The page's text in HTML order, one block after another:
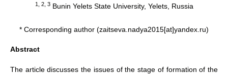
1, 2, 3Bunin Yelets State University, Yelets, Russia
* Corresponding author (zaitseva.nadya2015[at]yandex.ru)
Abstract
The article discusses the issues of the stage of formation of the